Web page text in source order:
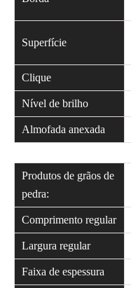
Superfície
Clique
Nível de brilho
Almofada anexada
Produtos de grãos de
pedra:
Comprimento regular
Largura regular
Faixa de espessura